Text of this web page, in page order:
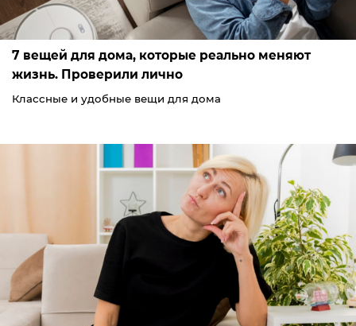
7 вещей для дома, которые реально меняют
жизнь. Проверили лично
Классные и удобные вещи для дома